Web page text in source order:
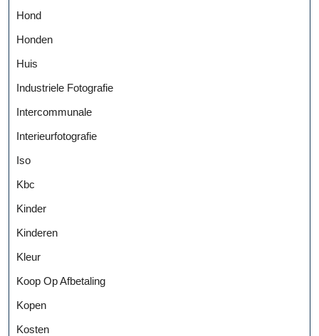
Hond
Honden
Huis
Industriele Fotografie
Intercommunale
Interieurfotografie
Iso
Kbc
Kinder
Kinderen
Kleur
Koop Op Afbetaling
Kopen
Kosten